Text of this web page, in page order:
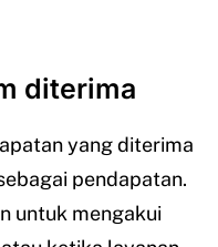
diterima
yang diterima
pendapatan.
untuk mengakui